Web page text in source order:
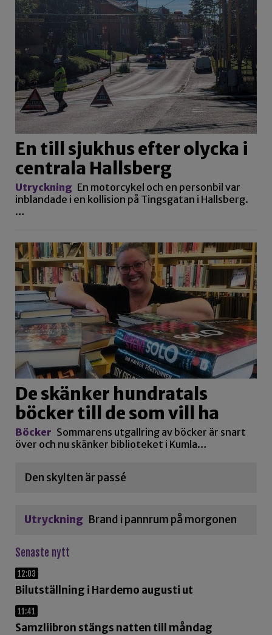
En till sjukhus efter olycka i
centrala Hallsberg
Utryckning En motorcykel och en personbil var
inblandade i en kollision på Tingsgatan i Hallsberg.
…
De skänker hundratals
böcker till de som vill ha
Böcker Sommarens utgallring av böcker är snart
över och nu skänker biblioteket i Kumla…
Den skylten är passé
Utryckning Brand i pannrum på morgonen
Senaste nytt
12:03
Bilutställning i Hardemo augusti ut
11:41
Samzliibron stängs natten till måndag